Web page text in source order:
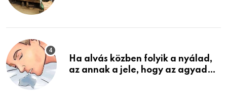
életemet
Ha alvás közben folyik a nyálad,
az annak a jele, hogy az agyad…